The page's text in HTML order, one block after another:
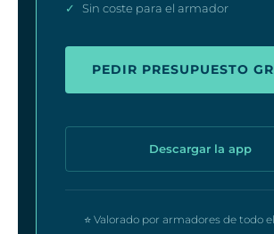
✓ Sin coste para el armador
PEDIR PRESUPUESTO
Descargar la app
⭐ Valorado por armadores de todo